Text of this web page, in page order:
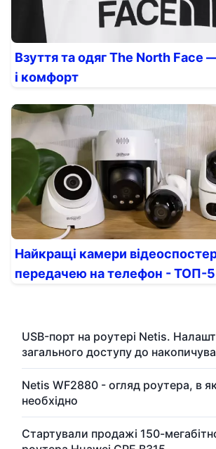
Взуття та одяг The North Face
і комфорт
Найкращі камери
передачею на телефон - ТОП-
USB-порт на роутері Netis.
загального доступу до
Netis WF2880 - огляд роутера, в
необхідно
Стартували продажі 150-